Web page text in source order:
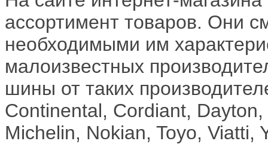
ассортимент товаров. Они
необходимыми им
малоизвестных
шины от таких
Continental, Cordiant,
Michelin, Nokian, Toyo, Viatti,